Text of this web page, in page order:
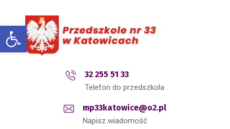
Open toolbar
32 255 51 33
Telefon do przedszkola
mp33katowice@o2.pl
Napisz wiadomość